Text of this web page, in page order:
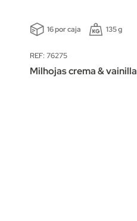
16 por caja 135 g
REF: 76275
Milhojas crema & vainilla